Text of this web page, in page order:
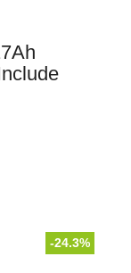
-24.3%